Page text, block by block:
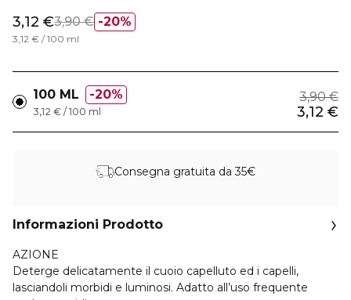
20%
3,12 €3,90 €
3,12 € / 100 ml
100 ML 20% 3,90 €
3,12 €
3,12 € / 100 ml
Consegna gratuita da 35€
Informazioni Prodotto
AZIONE
Deterge delicatamente il cuoio capelluto ed i capelli,
lasciandoli morbidi e luminosi. Adatto all’uso frequente